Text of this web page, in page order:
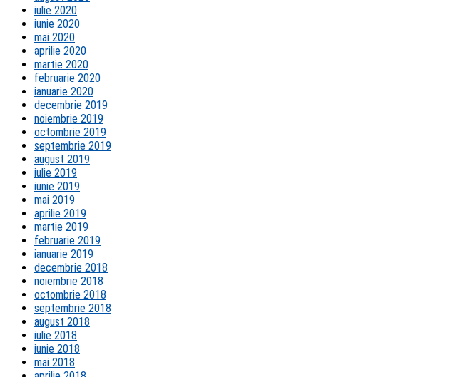
iulie 2020
iunie 2020
mai 2020
aprilie 2020
martie 2020
februarie 2020
ianuarie 2020
decembrie 2019
noiembrie 2019
octombrie 2019
septembrie 2019
august 2019
iulie 2019
iunie 2019
mai 2019
aprilie 2019
martie 2019
februarie 2019
ianuarie 2019
decembrie 2018
noiembrie 2018
octombrie 2018
septembrie 2018
august 2018
iulie 2018
iunie 2018
mai 2018